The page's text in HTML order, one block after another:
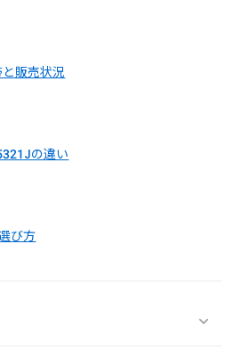
販売状況
の違い
び方